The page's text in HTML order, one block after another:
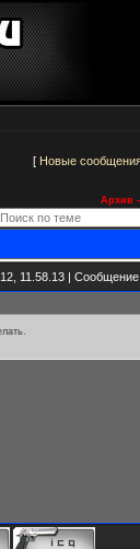
[ Новые
Архив -
11.58.13 |